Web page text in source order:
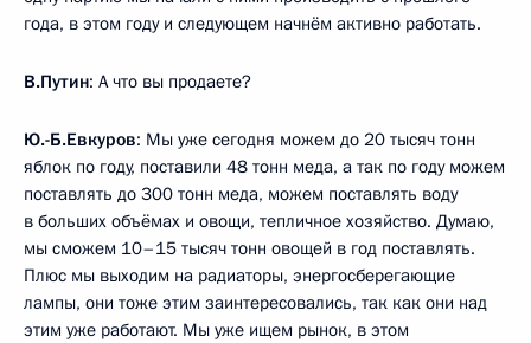
года, в этом году и следующем начнём активно работать.
В.Путин: А что вы продаете?
Ю.-Б.Евкуров: Мы уже сегодня можем до 20 тысяч тонн
яблок по году, поставили 48 тонн меда, а так по году можем
поставлять до 300 тонн меда, можем поставлять воду
в больших объёмах и овощи, тепличное хозяйство. Думаю,
мы сможем 10–15 тысяч тонн овощей в год поставлять.
Плюс мы выходим на радиаторы, энергосберегающие
лампы, они тоже этим заинтересовались, так как они над
этим уже работают. Мы уже ищем рынок, в этом